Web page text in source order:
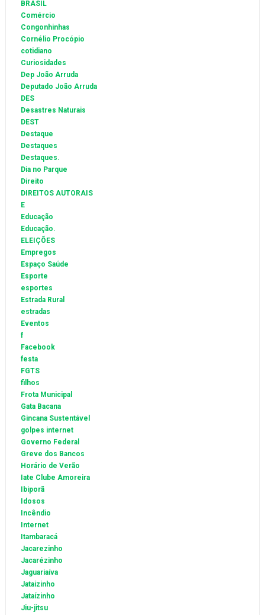
BRASIL
Comércio
Congonhinhas
Cornélio Procópio
cotidiano
Curiosidades
Dep João Arruda
Deputado João Arruda
DES
Desastres Naturais
DEST
Destaque
Destaques
Destaques.
Dia no Parque
Direito
DIREITOS AUTORAIS
E
Educação
Educação.
ELEIÇÕES
Empregos
Espaço Saúde
Esporte
esportes
Estrada Rural
estradas
Eventos
f
Facebook
festa
FGTS
filhos
Frota Municipal
Gata Bacana
Gincana Sustentável
golpes internet
Governo Federal
Greve dos Bancos
Horário de Verão
Iate Clube Amoreira
Ibiporã
Idosos
Incêndio
Internet
Itambaracá
Jacarezinho
Jacarézinho
Jaguariaíva
Jataizinho
Jataízinho
Jiu-jitsu